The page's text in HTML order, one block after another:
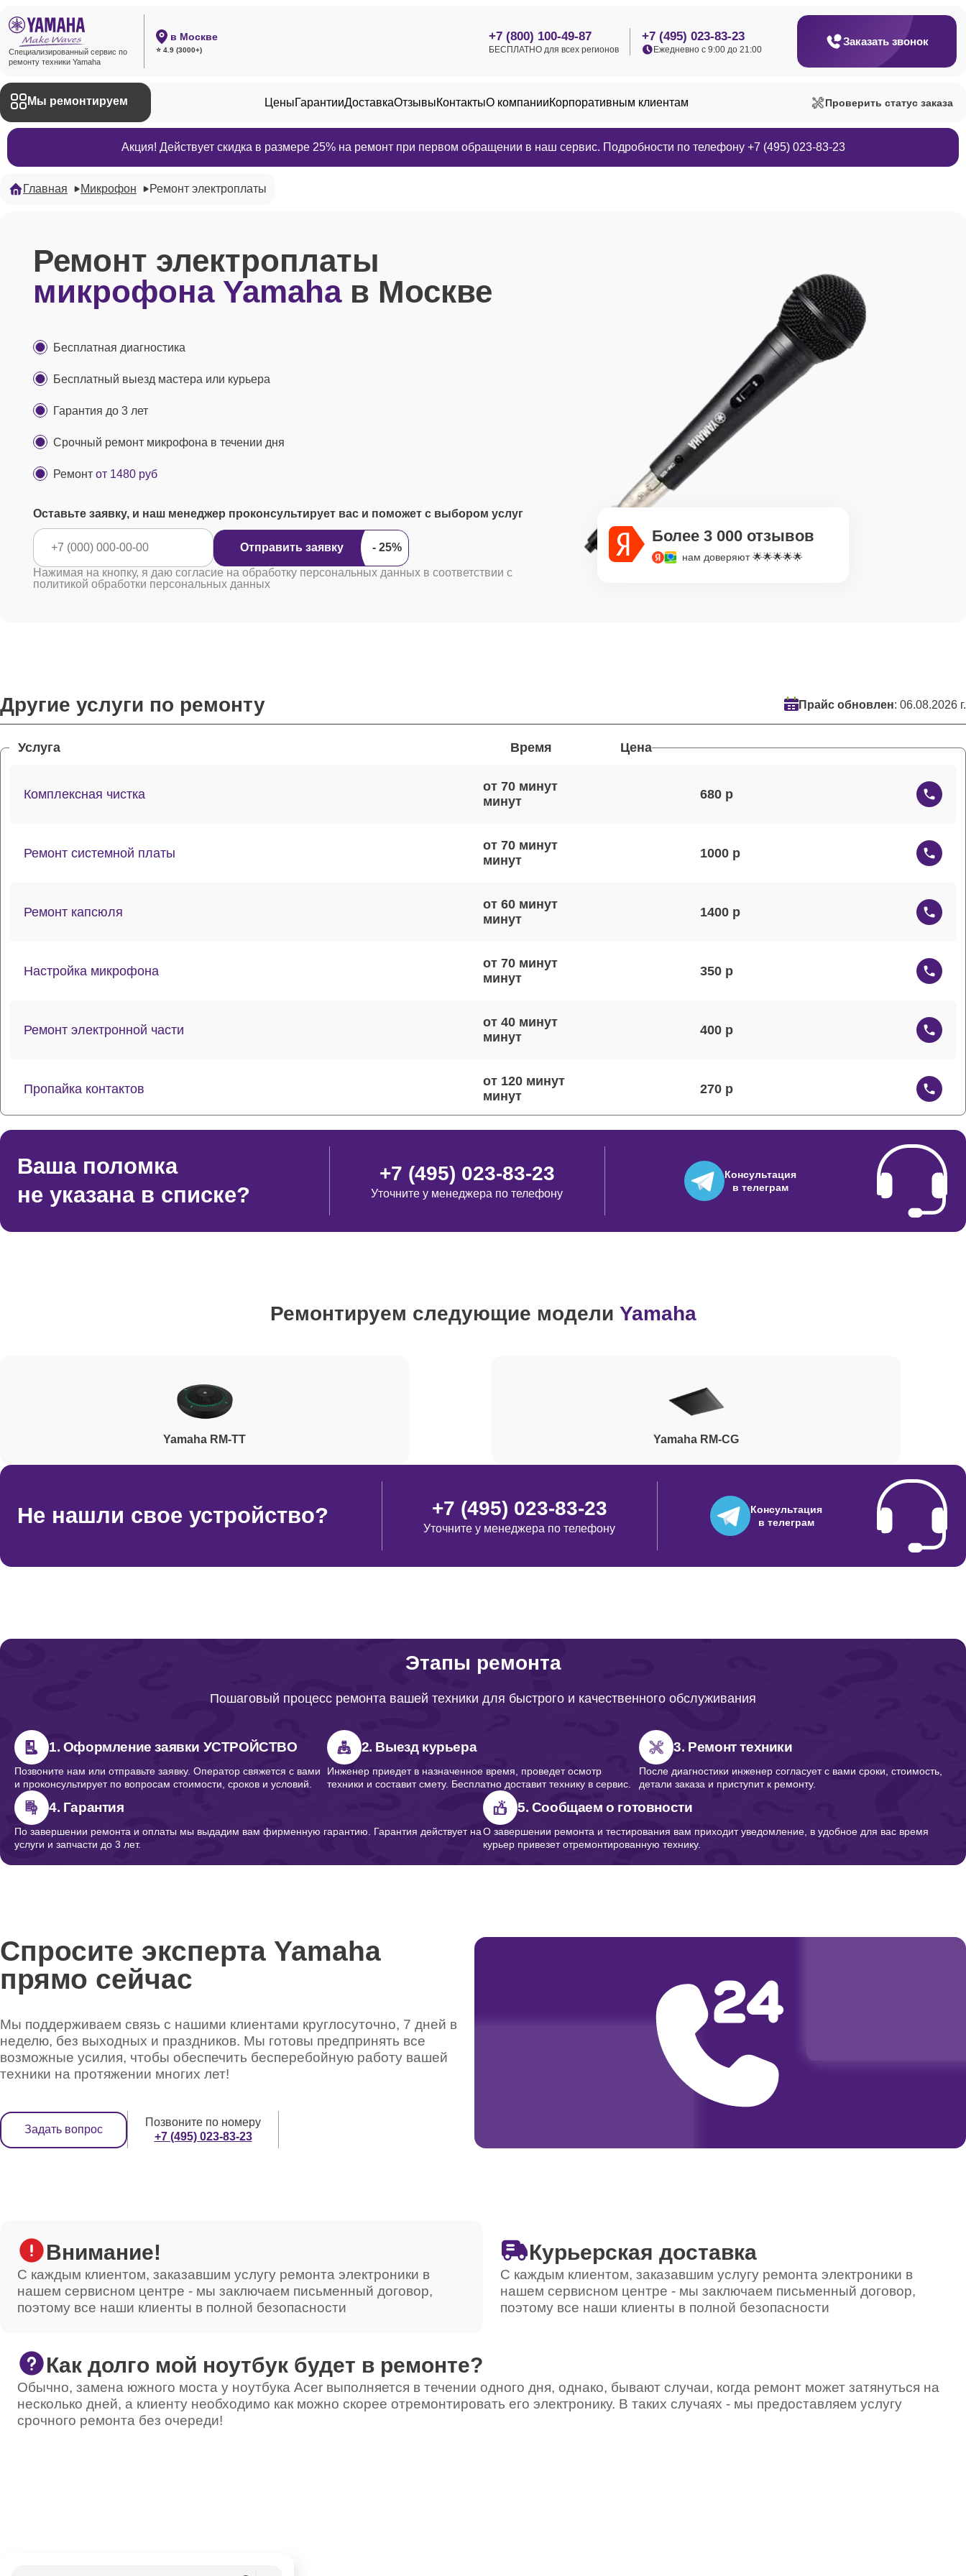
Специализированный сервис по
ремонту техники Yamaha
в Москве
⭐ 4.9 (3000+)
+7 (800) 100-49-87
БЕСПЛАТНО для всех регионов
+7 (495) 023-83-23
Ежедневно с 9:00 до 21:00
Заказать звонок
Мы ремонтируем ЦеныГарантииДоставкаОтзывыКонтактыО компанииКорпоративным клиентам Проверить статус заказа
Акция! Действует скидка в размере 25% на ремонт при первом обращении в наш сервис. Подробности по телефону +7 (495) 023-83-23
Главная Микрофон Ремонт электроплаты
Ремонт электроплаты
микрофона Yamahaв Москве
Бесплатная диагностика
Бесплатный выезд мастера или курьера
Гарантия до 3 лет
Срочный ремонт микрофона в течении дня
Ремонт от 1480 руб
Оставьте заявку, и наш менеджер проконсультирует вас и поможет с выбором услуг
Отправить заявку
Нажимая на кнопку, я даю согласие на обработку персональных данных в соответствии с
политикой обработки персональных данных
Более 3 000 отзывов
нам доверяют 🌟🌟🌟🌟🌟
Другие услуги по ремонту Прайс обновлен: 06.08.2026 г.
Услуга Время Цена
Комплексная чистка
от 70 минут
680
Ремонт системной платы
от 70 минут
1000
Ремонт капсюля
от 60 минут
1400
Настройка микрофона
от 70 минут
350
Ремонт электронной части
от 40 минут
400
Пропайка контактов
от 120 минут
270
Ремонт платы управления
от 100 минут
от 50 минут
390
2390
от 100 минут
Ремонт кнопки
Ремонт/замена кнопок, клавиш, переключателей
от 70 минут
Ваша поломка
не указана в списке?
+7 (495) 023-83-23
Уточните у менеджера по телефону
Консультация
в телеграм
Ремонтируем следующие модели Yamaha
Yamaha RM-TT Yamaha RM-CG
Не нашли свое устройство? +7 (495) 023-83-23
Уточните у менеджера по телефону
Консультация
в телеграм
Этапы ремонта
Пошаговый процесс ремонта вашей техники для быстрого и качественного обслуживания
1. Оформление заявки УСТРОЙСТВО
Позвоните нам или отправьте заявку. Оператор свяжется с вами
и проконсультирует по вопросам стоимости, сроков и условий.
2. Выезд курьера
Инженер приедет в назначенное время, проведет осмотр
техники и составит смету. Бесплатно доставит технику в сервис.
3. Ремонт техники
После диагностики инженер согласует с вами сроки, стоимость,
детали заказа и приступит к ремонту.
4. Гарантия
По завершении ремонта и оплаты мы выдадим вам фирменную гарантию. Гарантия действует на
услуги и запчасти до 3 лет.
5. Сообщаем о готовности
О завершении ремонта и тестирования вам приходит уведомление, в удобное для вас время
курьер привезет отремонтированную технику.
Спросите эксперта Yamaha
прямо сейчас
Мы поддерживаем связь с нашими клиентами круглосуточно, 7 дней в
неделю, без выходных и праздников. Мы готовы предпринять все
возможные усилия, чтобы обеспечить бесперебойную работу вашей
техники на протяжении многих лет!
Задать вопрос
Позвоните по номеру
+7 (495) 023-83-23
Внимание!
С каждым клиентом, заказавшим услугу ремонта электроники в
нашем сервисном центре - мы заключаем письменный договор,
поэтому все наши клиенты в полной безопасности
Курьерская доставка
С каждым клиентом, заказавшим услугу ремонта электроники в
нашем сервисном центре - мы заключаем письменный договор,
поэтому все наши клиенты в полной безопасности
Как долго мой ноутбук будет в ремонте?
Обычно, замена южного моста у ноутбука Acer выполняется в течении одного дня, однако, бывают случаи, когда ремонт может затянуться на
несколько дней, а клиенту необходимо как можно скорее отремонтировать его электронику. В таких случаях - мы предоставляем услугу
срочного ремонта без очереди!